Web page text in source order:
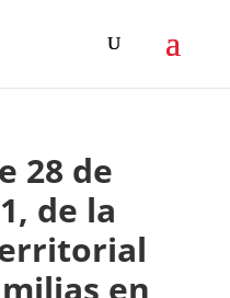
28 de
de la
en